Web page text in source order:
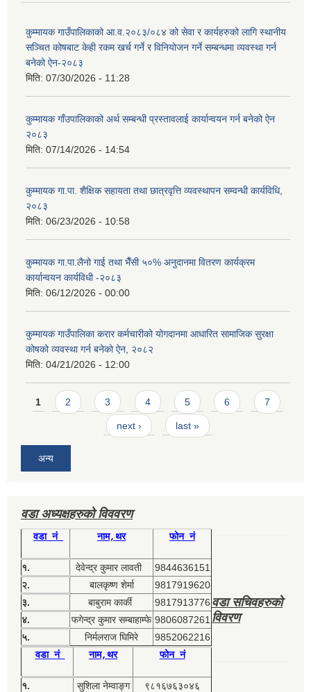
कुम्मायक गाउँपालिकाको आ.व.२०८३/०८४ को सेवा र कार्यहरुको लागि स्थानीय
सञ्चित कोषबाट केही रकम खर्च गर्ने र विनियोजन गर्ने सम्बन्धमा व्यवस्था गर्न
बनेको ऐन-२०८३
मिति: 07/30/2026 - 11:28
कुम्मायक गाँउपालिकाको अर्थ सम्बन्धी प्रस्तावलाई कार्यान्वयन गर्न बनेको ऐन
२०८३
मिति: 07/14/2026 - 14:54
कुम्मायक गा.पा. शैक्षिक सहायता तथा छात्रवृत्ति व्यवस्थापन सम्वन्धी कार्यविधि,
२०८३
मिति: 06/23/2026 - 10:58
कुम्मायक गा.पा.लैनो गाई तथा भैँसी ५०% अनुदानमा वितरण कार्यक्रम
कार्यान्वयन कार्यविधी -२०८३
मिति: 06/12/2026 - 00:00
कुम्मायक गाउँपालिका करार कर्मचारीको योगदानमा आधारित सामाजिक सुरक्षा
कोषको व्यवस्था गर्न बनेको ऐन, २०८२
मिति: 04/21/2026 - 12:00
Pages
1 2 3 4 5 6 7
next › last »
अन्य
वडा अध्यक्षहरुको विववरण
वडा नं नाम,थर फोन नं
१. देवेन्द्र कुमार लावती
9844636151
२.
बालकृष्ण शेर्मा
9817919620
३.
बाबुराम कार्की
9817913776
४.
फगेन्द्र कुमार सम्बाहाम्फे 9806087261
५.
निर्मलराज घिमिरे 9852062216
वडा सचिवहरुको
विवरण
वडा नं नाम,थर फोन नं
१. सुशिला नेम्वाङ्ग
९८१६७६३०४६